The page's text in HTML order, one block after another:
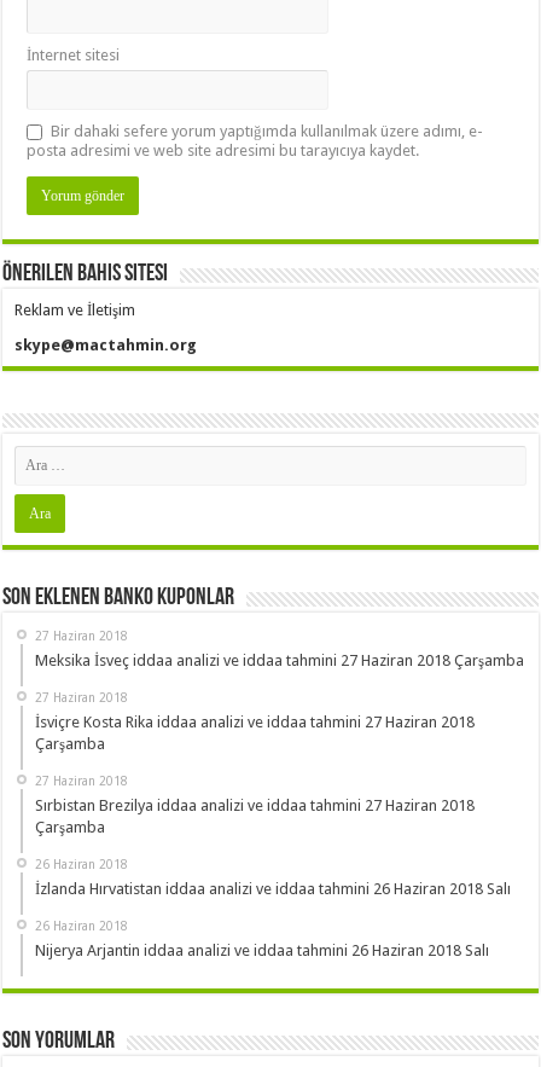
İnternet sitesi
Bir dahaki sefere yorum yaptığımda kullanılmak üzere adımı, e-
posta adresimi ve web site adresimi bu tarayıcıya kaydet.
Önerilen Bahis Sitesi
Reklam ve İletişim
skype@mactahmin.org
Son Eklenen Banko Kuponlar
27 Haziran 2018
Meksika İsveç iddaa analizi ve iddaa tahmini 27 Haziran 2018 Çarşamba
27 Haziran 2018
İsviçre Kosta Rika iddaa analizi ve iddaa tahmini 27 Haziran 2018
Çarşamba
27 Haziran 2018
Sırbistan Brezilya iddaa analizi ve iddaa tahmini 27 Haziran 2018
Çarşamba
26 Haziran 2018
İzlanda Hırvatistan iddaa analizi ve iddaa tahmini 26 Haziran 2018 Salı
26 Haziran 2018
Nijerya Arjantin iddaa analizi ve iddaa tahmini 26 Haziran 2018 Salı
Son Yorumlar